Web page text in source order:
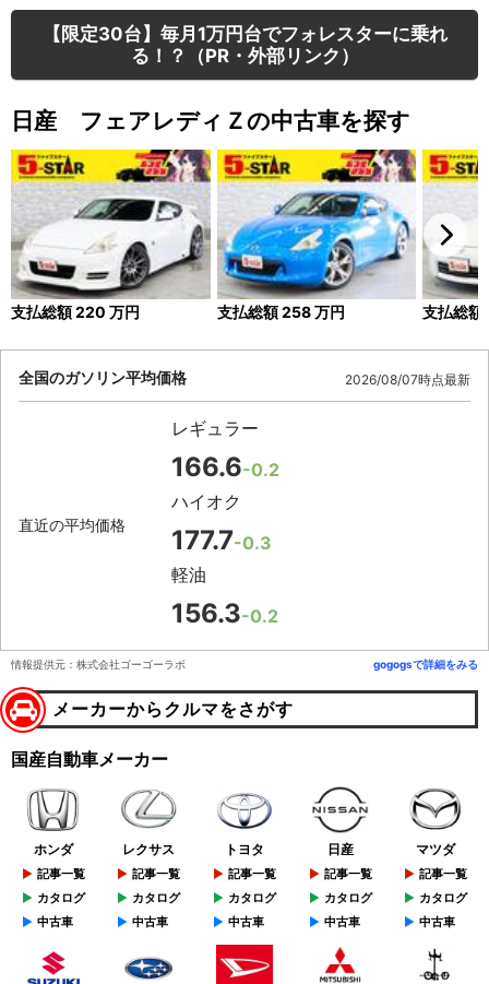
【限定30台】毎月1万円台でフォレスターに乗れ
る！？（PR・外部リンク）
日産 フェアレディＺの中古車を探す
支払総額220 万円 支払総額258万円 支払総額
全国のガソリン平均価格 2026/08/07時点最新
直近の平均価格
レギュラー
166.6-0.2
ハイオク
177.7-0.3
軽油
156.3-0.2
情報提供元：株式会社ゴーゴーラボ gogogsで詳細をみる
メーカーからクルマをさがす
国産自動車メーカー
ホンダ
記事一覧
カタログ
中古車
レクサス
記事一覧
カタログ
中古車
トヨタ
記事一覧
カタログ
中古車
日産
記事一覧
カタログ
中古車
マツダ
記事一覧
カタログ
中古車